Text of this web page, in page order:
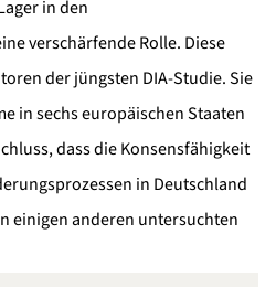
in den
verschärfende Rolle. Diese
der jüngsten DIA-Studie. Sie
in sechs europäischen Staaten
dass die Konsensfähigkeit
in Deutschland
einigen anderen untersuchten